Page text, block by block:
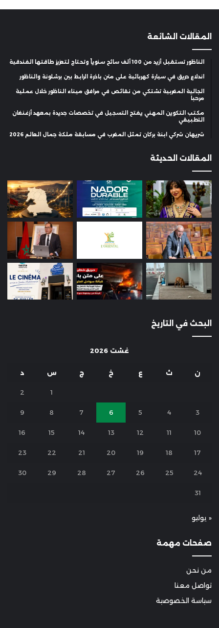
المقالات الشائعة
الناظور تستقبل أزيد من 100 ألف سائح سنوياً وتحتاج لتعزيز طاقتها الفندقية
اندلاع حريق في سيارة كهربائية على متن باخرة الرابط بين برشلونة والناظور
الجالية المغربية تشتكي من نقائص في مرافق ميناء الناظور خلال عملية
مرحبا
مكتب التكوين المهني يفتح التسجيل في تخصصات جديدة بمعهد أزغنغان
التطبيقي
شريهان شركي ابنة بركان تمثل المغرب في مسابقة ملكة جمال العالم 2026
المقالات الحديثة
البحث في التاريخ
غشت 2026
ن ث ع خ ج س د
1
2
3
4
5
6
7
8
9
10
11
12
13
14
15
16
17
18
19
20
21
22
23
24
25
26
27
28
29
30
31
« يوليو
صفحات مهمة
من نحن
تواصل معنا
سياسة الخصوصية